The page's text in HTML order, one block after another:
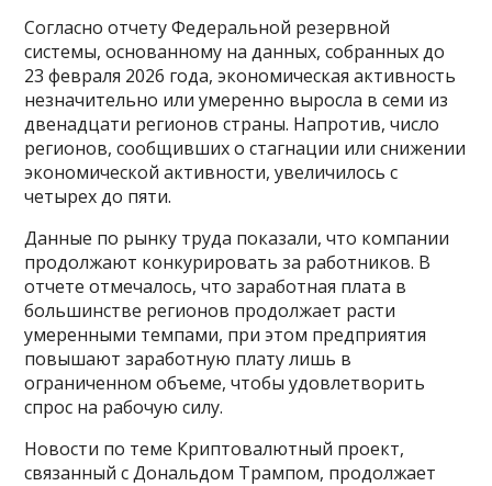
Согласно отчету Федеральной резервной
системы, основанному на данных, собранных до
23 февраля 2026 года, экономическая активность
незначительно или умеренно выросла в семи из
двенадцати регионов страны. Напротив, число
регионов, сообщивших о стагнации или снижении
экономической активности, увеличилось с
четырех до пяти.
Данные по рынку труда показали, что компании
продолжают конкурировать за работников. В
отчете отмечалось, что заработная плата в
большинстве регионов продолжает расти
умеренными темпами, при этом предприятия
повышают заработную плату лишь в
ограниченном объеме, чтобы удовлетворить
спрос на рабочую силу.
Новости по теме Криптовалютный проект,
связанный с Дональдом Трампом, продолжает